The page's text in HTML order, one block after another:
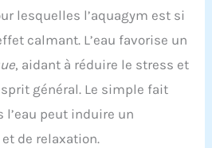
lesquelles l’aquagym est si
calmant. L’eau favorise un
, aidant à réduire le stress et
général. Le simple fait
l’eau peut induire un
de relaxation.